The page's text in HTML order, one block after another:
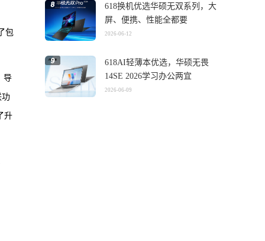
包
导
功
升
618换机优选华硕无双系列，大
屏、便携、性能全都要
2026-06-12
618AI轻薄本优选，华硕无畏
14SE 2026学习办公两宜
2026-06-09